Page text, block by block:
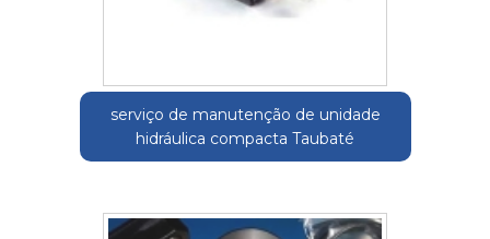
serviço de manutenção de unidade
hidráulica compacta Taubaté